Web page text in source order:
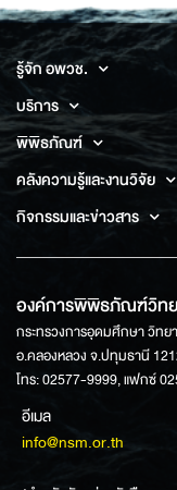
รู้จัก อพวช.
บริการ
พิพิธภัณฑ์
คลังความรู้และงานวิจัย
กิจกรรมและข่าวสาร
องค์การพิพิธภัณฑ์วิท
กระทรวงการอุดมศึกษา วิท
อ.คลองหลวง จ.ปทุมธานี
โทร: 02577-9999, แฟกซ์
อีเมล
info@nsm.or.th